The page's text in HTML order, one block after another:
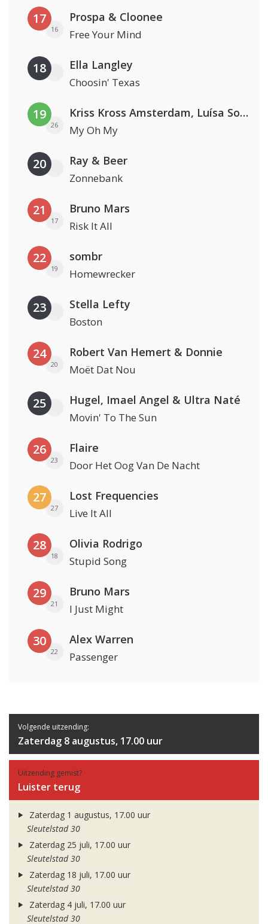
17
16
Prospa & Cloonee
Free Your Mind
18 Ella Langley
Choosin' Texas
19
26
Kriss Kross Amsterdam, Luísa Sonza & Willy William
My Oh My
20 Ray & Beer
Zonnebank
21
17
Bruno Mars
Risk It All
22
19
sombr
Homewrecker
23 Stella Lefty
Boston
24
20
Robert Van Hemert & Donnie
Moët Dat Nou
25 Hugel, Imael Angel & Ultra Naté
Movin' To The Sun
26
23
Flaire
Door Het Oog Van De Nacht
27
27
Lost Frequencies
Live It All
28
18
Olivia Rodrigo
Stupid Song
29
21
Bruno Mars
I Just Might
30
22
Alex Warren
Passenger
Volgende uitzending:
Zaterdag 8 augustus, 17.00 uur
Uitzending gemist?
Luister terug
Zaterdag 1 augustus, 17.00 uur
Sleutelstad 30
Zaterdag 25 juli, 17.00 uur
Sleutelstad 30
Zaterdag 18 juli, 17.00 uur
Sleutelstad 30
Zaterdag 4 juli, 17.00 uur
Sleutelstad 30